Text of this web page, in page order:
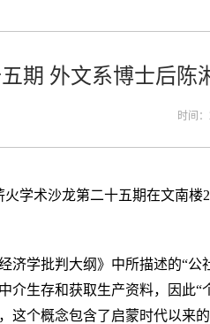
期 外文系博士后
时间：
学术沙龙第二十五期在文南
济学批判大纲》中所描述的“
介生存和获取生产资料，因此
这个概念包含了启蒙时代以来